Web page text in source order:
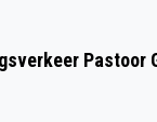
DE
Pastoor